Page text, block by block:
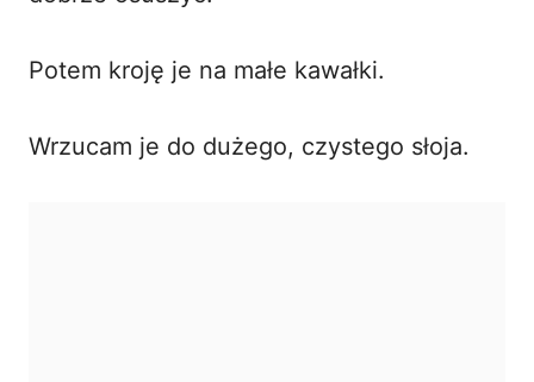
Potem kroję je na małe kawałki.
Wrzucam je do dużego, czystego słoja.